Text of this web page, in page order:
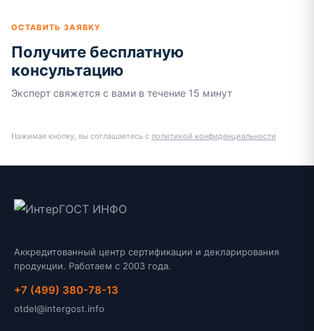
ОСТАВИТЬ ЗАЯВКУ
Получите бесплатную
консультацию
Эксперт свяжется с вами в течение 15 минут
Нажимая кнопку, вы соглашаетесь с политикой конфиденциальности
Аккредитованный центр сертификации и декларирования
продукции. Работаем с 2003 года.
+7 (499) 380-78-13
otdel@intergost.info